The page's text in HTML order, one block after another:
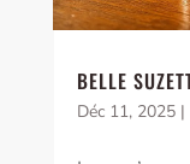
BELLE
Déc 11, 2025|